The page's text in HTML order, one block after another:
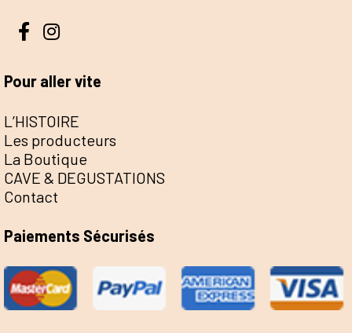
Pour aller vite
L’HISTOIRE
Les producteurs
La Boutique
CAVE & DEGUSTATIONS
Contact
Paiements Sécurisés